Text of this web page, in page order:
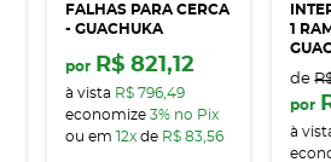
FALHAS PARA CERCA
- GUACHUKA
por R$ 821,12
à vista R$ 796,49
economize3% no Pix
ou em12x de R$ 83,56
1
de
por
à